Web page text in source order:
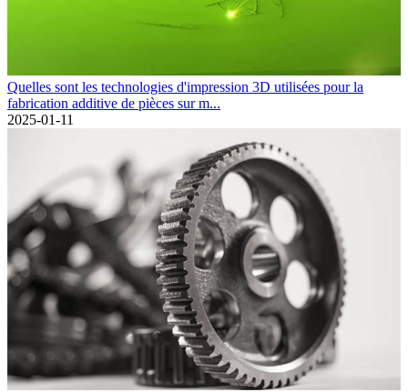
Quelles sont les technologies d'impression 3D utilisées pour la
fabrication additive de pièces sur m...
2025-01-11